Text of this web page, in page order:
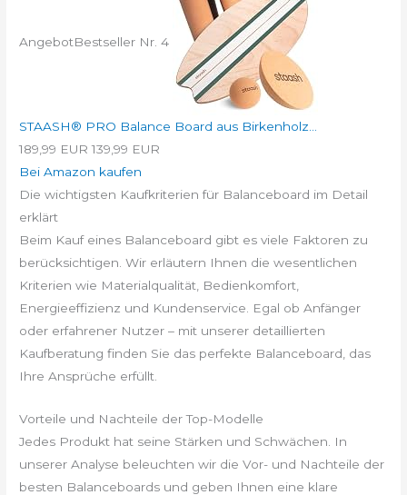
AngebotBestseller Nr. 4
STAASH® PRO Balance Board aus Birkenholz...
189,99 EUR 139,99 EUR
Bei Amazon kaufen
Die wichtigsten Kaufkriterien für Balanceboard im Detail
erklärt
Beim Kauf eines Balanceboard gibt es viele Faktoren zu
berücksichtigen. Wir erläutern Ihnen die wesentlichen
Kriterien wie Materialqualität, Bedienkomfort,
Energieeffizienz und Kundenservice. Egal ob Anfänger
oder erfahrener Nutzer – mit unserer detaillierten
Kaufberatung finden Sie das perfekte Balanceboard, das
Ihre Ansprüche erfüllt.
Vorteile und Nachteile der Top-Modelle
Jedes Produkt hat seine Stärken und Schwächen. In
unserer Analyse beleuchten wir die Vor- und Nachteile der
besten Balanceboards und geben Ihnen eine klare